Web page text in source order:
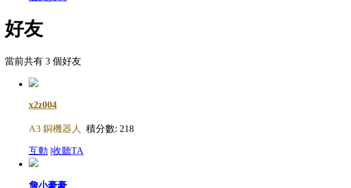
好友
當前共有 3 個好友
x2z004
A3 銅機器人 積分數: 218
互動 |收聽TA
詹小豪豪